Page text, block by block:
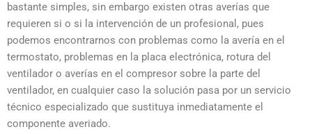
bastante simples, sin embargo existen otras averías que
requieren si o si la intervención de un profesional, pues
podemos encontrarnos con problemas como la avería en el
termostato, problemas en la placa electrónica, rotura del
ventilador o averías en el compresor sobre la parte del
ventilador, en cualquier caso la solución pasa por un servicio
técnico especializado que sustituya inmediatamente el
componente averiado.